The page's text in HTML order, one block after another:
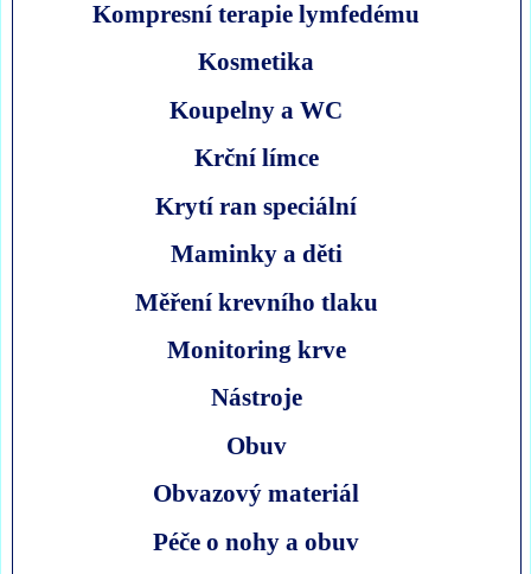
Kompresní terapie lymfedému
Kosmetika
Koupelny a WC
Krční límce
Krytí ran speciální
Maminky a děti
Měření krevního tlaku
Monitoring krve
Nástroje
Obuv
Obvazový materiál
Péče o nohy a obuv